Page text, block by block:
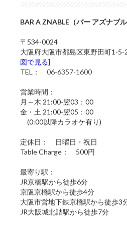
BAR A ZNABLE（バー アズナブル
〒534-0024
大阪府大阪市都島区東野田町1-
図で見る]
TEL： 06-6357-1600
営業時間：
月～木 21:00-翌03：00
金・土 21:00-翌05：00
(0:00以降カラオケ有り)
定休日： 日曜日・祝日
Table Charge： 500円
最寄り駅：
JR京橋駅から徒歩6分
京阪京橋駅から徒歩4分
大阪市営地下鉄京橋駅から徒歩3
JR大阪城北詰駅から徒歩7分